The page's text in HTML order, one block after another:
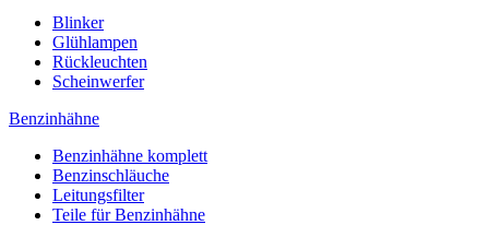
Blinker
Glühlampen
Rückleuchten
Scheinwerfer
Benzinhähne
Benzinhähne komplett
Benzinschläuche
Leitungsfilter
Teile für Benzinhähne